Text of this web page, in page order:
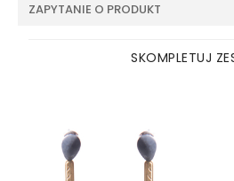
ZAPYTANIE O PRODUKT
SKOMPLETUJ